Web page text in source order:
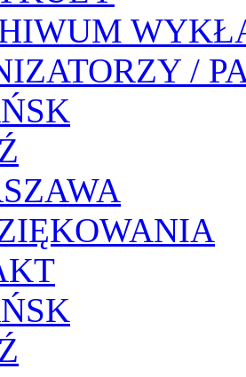
/